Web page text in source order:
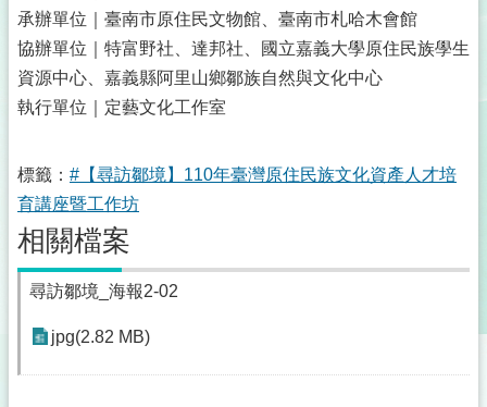
承辦單位｜臺南市原住民文物館、臺南市札哈木會館
協辦單位｜特富野社、達邦社、國立嘉義大學原住民族學生
資源中心、嘉義縣阿里山鄉鄒族自然與文化中心
執行單位｜定藝文化工作室
標籤： #【尋訪鄒境】110年臺灣原住民族文化資產人才培
育講座暨工作坊
相關檔案
尋訪鄒境_海報2-02
jpg(2.82 MB)